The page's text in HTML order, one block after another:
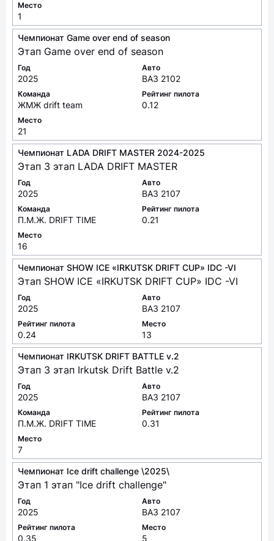
Место
1
Чемпионат Game over end of season
Этап Game over end of season
Год
2025
Авто
ВАЗ 2102
Команда
ЖМЖ drift team
Рейтинг пилота
0.12
Место
21
Чемпионат LADA DRIFT MASTER 2024-2025
Этап 3 этап LADA DRIFT MASTER
Год
2025
Авто
ВАЗ 2107
Команда
П.М.Ж. DRIFT TIME
Рейтинг пилота
0.21
Место
16
Чемпионат SHOW ICE «IRKUTSK DRIFT CUP» IDC -VI
Этап SHOW ICE «IRKUTSK DRIFT CUP» IDC -VI
Год
2025
Авто
ВАЗ 2107
Рейтинг пилота
0.24
Место
13
Чемпионат IRKUTSK DRIFT BATTLE v.2
Этап 3 этап Irkutsk Drift Battle v.2
Год
2025
Авто
ВАЗ 2107
Команда
П.М.Ж. DRIFT TIME
Рейтинг пилота
0.31
Место
7
Чемпионат Ice drift challenge \2025\
Этап 1 этап "Ice drift challenge"
Год
2025
Авто
ВАЗ 2107
Рейтинг пилота
0.35
Место
5